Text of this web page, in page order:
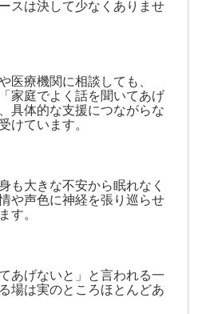
スは決して少なくありませ
医療機関に相談しても、
家庭でよく話を聞いてあげ
具体的な支援につながらな
けています。
も大きな不安から眠れなく
や声色に神経を張り巡らせ
す。
あげないと」と言われる一
場は実のところほとんどあ